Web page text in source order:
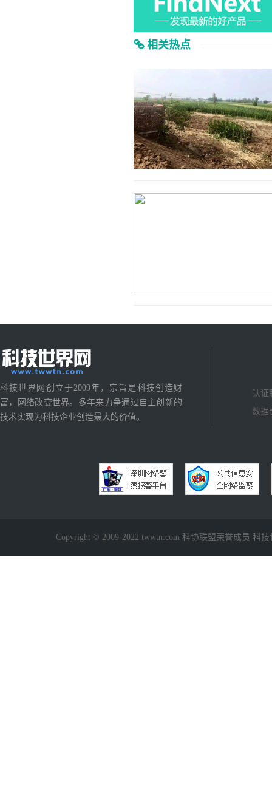
相关热点
科技世界网创立于2009年，宗旨是科技创造财
富，网络改变世界。多年来力争通过自主创新的
技术实现为科技企业创造最大的价值。
认证
数据
Copyright © 2009-2022 twwtn.com 科协联盟荣誉成员 科